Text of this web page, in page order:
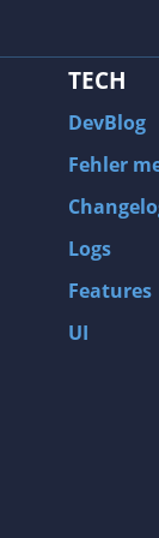
TECH
DevBlog
Fehler
Logs
Features
UI